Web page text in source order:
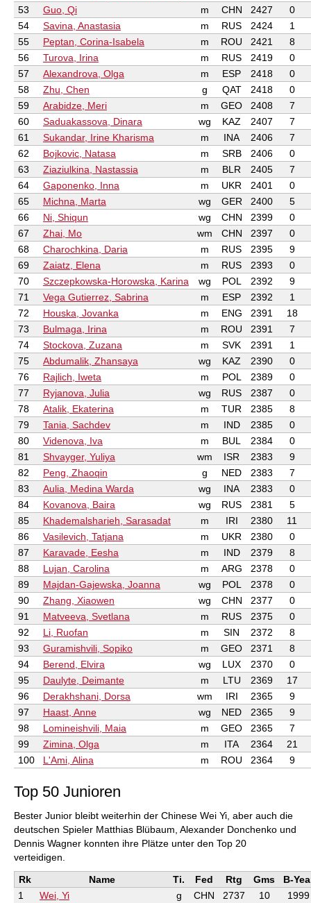
53
Guo, Qi m CHN 2427
0
54
Savina, Anastasia m RUS 2424
1
55
Peptan, Corina-Isabela m ROU 2421
8
56
Turova, Irina m RUS 2419
0
57
Alexandrova, Olga m ESP 2418
0
58
Zhu, Chen g QAT 2418
0
59
Arabidze, Meri m GEO 2408
7
60
Saduakassova, Dinara wg KAZ 2407
7
61
Sukandar, Irine Kharisma m INA 2406
7
62
Bojkovic, Natasa m SRB 2406
0
63
Ziaziulkina, Nastassia m BLR 2405
7
64
Gaponenko, Inna m UKR 2401
0
65
Michna, Marta wg GER 2400
5
66
Ni, Shiqun wg CHN 2399
0
67
Zhai, Mo wm CHN 2397
0
68
Charochkina, Daria m RUS 2395
9
69
Zaiatz, Elena m RUS 2393
0
70
Szczepkowska-Horowska, Karina wg POL 2392
9
71
Vega Gutierrez, Sabrina m ESP 2392
1
72
Houska, Jovanka m ENG 2391
18
73
Bulmaga, Irina m ROU 2391
7
74
Stockova, Zuzana m SVK 2391
1
75
Abdumalik, Zhansaya wg KAZ 2390
0
76
Rajlich, Iweta m POL 2389
0
77
Ryjanova, Julia wg RUS 2387
0
78
Atalik, Ekaterina m TUR 2385
8
79
Tania, Sachdev m IND 2385
0
80
Videnova, Iva m BUL 2384
0
81
Shvayger, Yuliya wm ISR 2383
9
82
Peng, Zhaoqin g NED 2383
7
83
Aulia, Medina Warda wg INA 2383
0
84
Kovanova, Baira wg RUS 2381
5
85
Khademalsharieh, Sarasadat m IRI 2380
11
86
Vasilevich, Tatjana m UKR 2380
0
87
Karavade, Eesha m IND 2379
8
88
Lujan, Carolina m ARG 2378
0
89
Majdan-Gajewska, Joanna wg POL 2378
0
90
Zhang, Xiaowen wg CHN 2377
0
91
Matveeva, Svetlana m RUS 2375
0
92
Li, Ruofan m SIN 2372
8
93
Guramishvili, Sopiko m GEO 2371
8
94
Berend, Elvira wg LUX 2370
0
95
Daulyte, Deimante m LTU 2369
17
96
Derakhshani, Dorsa wm IRI 2365
9
97
Haast, Anne wg NED 2365
9
98
Lomineishvili, Maia m GEO 2365
7
99
Zimina, Olga m ITA 2364
21
100
L'Ami, Alina m ROU 2364 9
Top 50 Junioren
Bester Junior bleibt weiterhin der Chinese Wei Yi, aber auch die
deutschen Spieler Matthias Blübaum, Alexander Donchenko und
Dennis Wagner konnten ihre Plätze unter den Top 20
verteidigen.
Rk
Name Ti. Fed Rtg Gms
B-
1
Wei, Yi g CHN 2737 10 1999